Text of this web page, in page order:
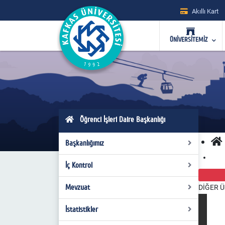
Akıllı Kart
ÜNİVERSİTEMİZ
Öğrenci İşleri Daire Başkanlığı
Başkanlığımız
Hakkımızda
Misyon - Vizyon
Yönetim
İç Kontrol
Organizasyon Şeması
Görev Tanımları
Mevzuat
Kanunlar
İstatistikler
DİĞER